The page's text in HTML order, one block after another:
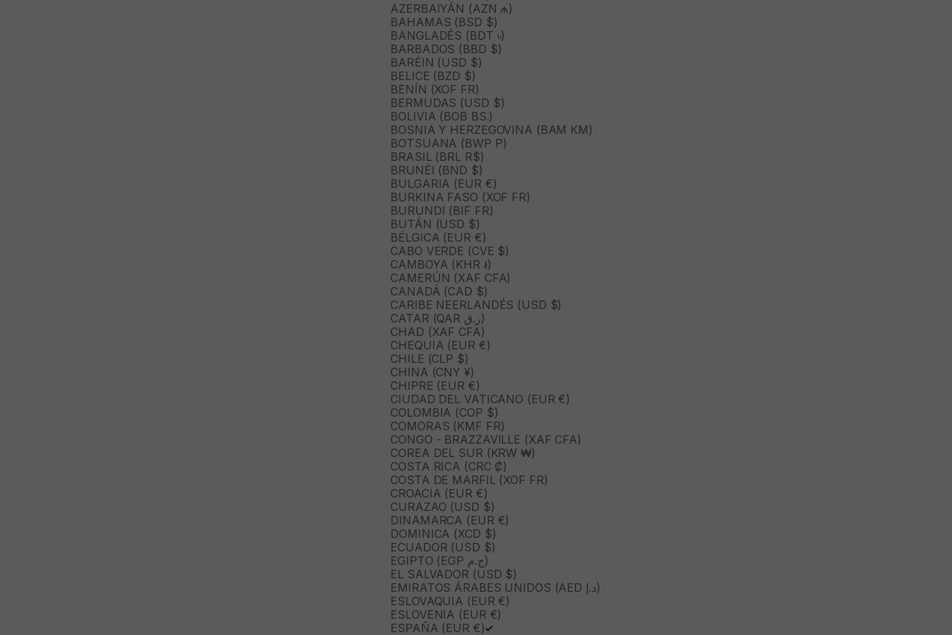
AZERBAIYÁN (AZN ₼)
BAHAMAS (BSD $)
BANGLADÉS (BDT ৳)
BARBADOS (BBD $)
BARÉIN (USD $)
BELICE (BZD $)
BENÍN (XOF FR)
BERMUDAS (USD $)
BOLIVIA (BOB BS.)
BOSNIA Y HERZEGOVINA (BAM КМ)
BOTSUANA (BWP P)
BRASIL (BRL R$)
BRUNÉI (BND $)
BULGARIA (EUR €)
BURKINA FASO (XOF FR)
BURUNDI (BIF FR)
BUTÁN (USD $)
BÉLGICA (EUR €)
CABO VERDE (CVE $)
CAMBOYA (KHR ៛)
CAMERÚN (XAF CFA)
CANADÁ (CAD $)
CARIBE NEERLANDÉS (USD $)
CATAR (QAR ر.ق)
CHAD (XAF CFA)
CHEQUIA (EUR €)
CHILE (CLP $)
CHINA (CNY ¥)
CHIPRE (EUR €)
CIUDAD DEL VATICANO (EUR €)
COLOMBIA (COP $)
COMORAS (KMF FR)
CONGO - BRAZZAVILLE (XAF CFA)
COREA DEL SUR (KRW ₩)
COSTA RICA (CRC ₡)
COSTA DE MARFIL (XOF FR)
CROACIA (EUR €)
CURAZAO (USD $)
DINAMARCA (EUR €)
DOMINICA (XCD $)
ECUADOR (USD $)
EGIPTO (EGP ج.م)
EL SALVADOR (USD $)
EMIRATOS ÁRABES UNIDOS (AED د.إ)
ESLOVAQUIA (EUR €)
ESLOVENIA (EUR €)
ESPAÑA (EUR €)